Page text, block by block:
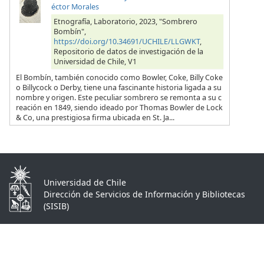
éctor Morales
Etnografía, Laboratorio, 2023, "Sombrero
Bombín",
https://doi.org/10.34691/UCHILE/LLGWKT,
Repositorio de datos de investigación de la
Universidad de Chile, V1
El Bombín, también conocido como Bowler, Coke, Billy Coke
o Billycock o Derby, tiene una fascinante historia ligada a su
nombre y origen. Este peculiar sombrero se remonta a su c
reación en 1849, siendo ideado por Thomas Bowler de Lock
& Co, una prestigiosa firma ubicada en St. Ja...
Universidad de Chile
Dirección de Servicios de Información y Bibliotecas
(SISIB)